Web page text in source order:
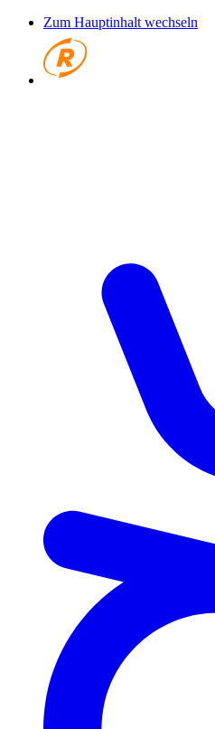
Zum Hauptinhalt wechseln